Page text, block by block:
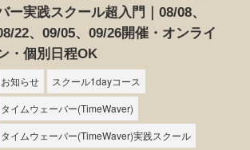
ー実践スクール超入門｜08/08、
22、09/05、09/26開催・オンライ
・個別日程OK
お知らせ
スクール1dayコース
タイムウェーバー(TimeWaver)
タイムウェーバー(TimeWaver)実践スクール